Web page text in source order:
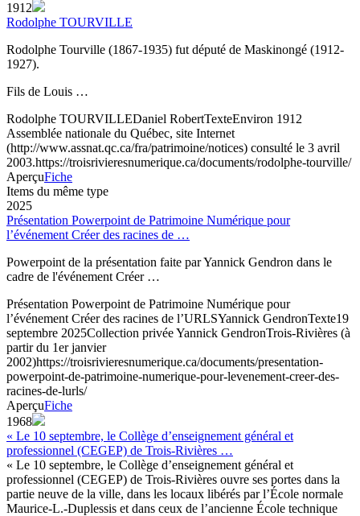
1912
Rodolphe TOURVILLE
Rodolphe Tourville (1867-1935) fut député de Maskinongé (1912-
1927).
Fils de Louis …
Rodolphe TOURVILLEDaniel RobertTexteEnviron 1912
Assemblée nationale du Québec, site Internet
(http://www.assnat.qc.ca/fra/patrimoine/notices) consulté le 3 avril
2003.https://troisrivieresnumerique.ca/documents/rodolphe-tourville/
AperçuFiche
Items du même type
2025
Présentation Powerpoint de Patrimoine Numérique pour
l’événement Créer des racines de …
Powerpoint de la présentation faite par Yannick Gendron dans le
cadre de l'événement Créer …
Présentation Powerpoint de Patrimoine Numérique pour
l’événement Créer des racines de l’URLSYannick GendronTexte19
septembre 2025Collection privée Yannick GendronTrois-Rivières (à
partir du 1er janvier
2002)https://troisrivieresnumerique.ca/documents/presentation-
powerpoint-de-patrimoine-numerique-pour-levenement-creer-des-
racines-de-lurls/
AperçuFiche
1968
« Le 10 septembre, le Collège d’enseignement général et
professionnel (CEGEP) de Trois-Rivières …
« Le 10 septembre, le Collège d’enseignement général et
professionnel (CEGEP) de Trois-Rivières ouvre ses portes dans la
partie neuve de la ville, dans les locaux libérés par l’École normale
Maurice-L.-Duplessis et dans ceux de l’ancienne École technique